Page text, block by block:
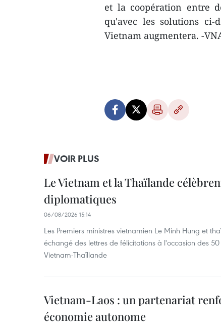
et la coopération entre
qu'avec les solutions ci-
Vietnam augmentera. -
VOIR PLUS
Le Vietnam et la Thaïlande
diplomatiques
06/08/2026 15:14
Les Premiers ministres vietnamien Le Minh Hung et
échangé des lettres de félicitations à l'occasion des
Vietnam-Thaîllande
Vietnam-Laos : un partenariat
économie autonome